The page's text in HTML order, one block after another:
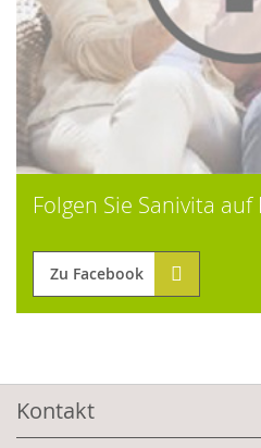
Folgen Sie Sanivita
Zu Facebook
Kontakt